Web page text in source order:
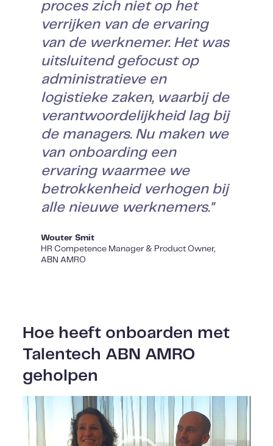
proces zich niet op het
verrijken van de ervaring
van de werknemer. Het was
uitsluitend gefocust op
administratieve en
logistieke zaken, waarbij de
verantwoordelijkheid lag bij
de managers. Nu maken we
van onboarding een
ervaring waarmee we
betrokkenheid verhogen bij
alle nieuwe werknemers."
Wouter Smit
HR Competence Manager & Product Owner,
ABN AMRO
Hoe heeft onboarden met
Talentech ABN AMRO
geholpen
Videospeler